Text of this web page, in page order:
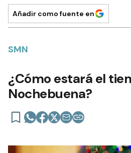
Añadir como fuente en
SMN
¿Cómo estará el
Nochebuena?